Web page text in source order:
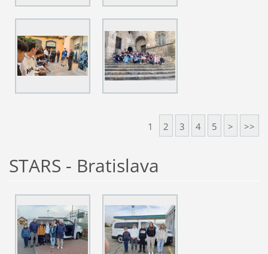
1 2 3 4 5 > >>
STARS - Bratislava